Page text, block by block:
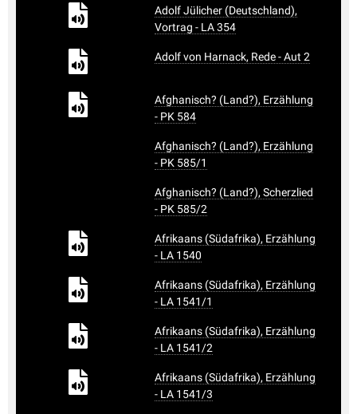
Adolf Jülicher (Deutschland),
Vortrag - LA 354
Adolf von Harnack, Rede - Aut 2
Afghanisch? (Land?), Erzählung
- PK 584
Afghanisch? (Land?), Erzählung
- PK 585/1
Afghanisch? (Land?), Scherzlied
- PK 585/2
Afrikaans (Südafrika), Erzählung
- LA 1540
Afrikaans (Südafrika), Erzählung
- LA 1541/1
Afrikaans (Südafrika), Erzählung
- LA 1541/2
Afrikaans (Südafrika), Erzählung
- LA 1541/3